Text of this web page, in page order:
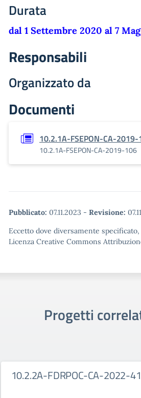
Durata
dal 1 Settembre 2020 al 7
Responsabili
Organizzato da
Documenti
10.2.1A-FSEPON-CA-
10.2.1A-FSEPON-CA-2019-106
Pubblicato: 07.11.2023 - Revisione:
Eccetto dove diversamente
Licenza Creative Commons
Progetti
10.2.2A-FDRPOC-CA-2022-